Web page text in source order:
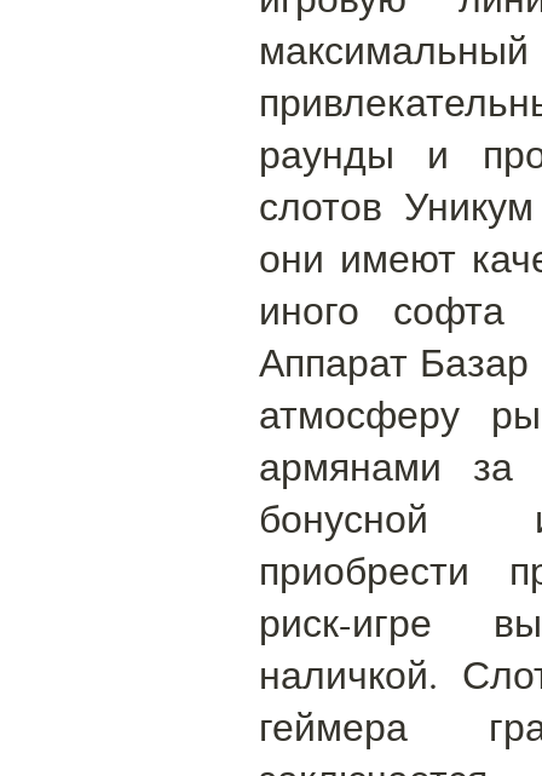
раунды и
слотов
они имеют
иного софта
Аппарат Базар
атмосферу
армянами за
бонусной
приобрести
риск-игре
наличкой.
геймера